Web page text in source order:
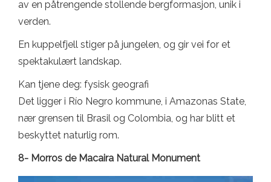
av en påtrengende stollende bergformasjon, unik i
verden.
En kuppelfjell stiger på jungelen, og gir vei for et
spektakulært landskap.
Kan tjene deg: fysisk geografi
Det ligger i Río Negro kommune, i Amazonas State,
nær grensen til Brasil og Colombia, og har blitt et
beskyttet naturlig rom.
8- Morros de Macaira Natural Monument